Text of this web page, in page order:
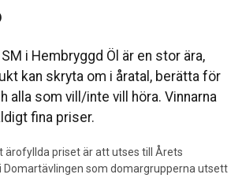
i Hembryggd Öl är en stor ära,
kan skryta om i åratal, berätta för
alla som vill/inte vill höra. Vinnarna
fina priser.
ärofyllda priset är att utses till Årets
Domartävlingen som domargrupperna utsett